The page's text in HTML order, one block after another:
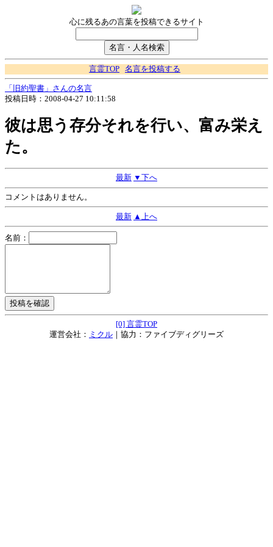
心に残るあの言葉を投稿できるサイト
言霊TOP 名言を投稿する
「旧約聖書」さんの名言
投稿日時：2008-04-27 10:11:58
彼は思う存分それを行い、富み栄え
た。
最新 ▼下へ
コメントはありません。
最新 ▲上へ
名前：
[0] 言霊TOP
運営会社： ミクル ｜協力：ファイブディグリーズ